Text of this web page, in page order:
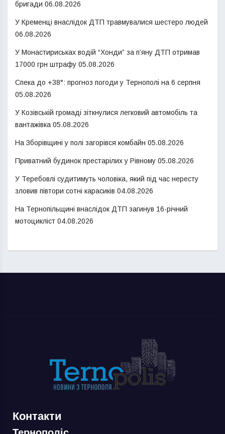
бригади 06.08.2026
У Кременці внаслідок ДТП травмувалися шестеро людей
06.08.2026
У Монастириськах водій “Хонди” за п’яну ДТП отримав
17000 грн штрафу 05.08.2026
Спека до +38°: прогноз погоди у Тернополі на 6 серпня
05.08.2026
У Козівській громаді зіткнулися легковий автомобіль та
вантажівка 05.08.2026
На Зборівщині у полі загорівся комбайн 05.08.2026
Приватний будинок престарілих у Рівному 05.08.2026
У Теребовлі судитимуть чоловіка, який під час нересту
зловив півтори сотні карасиків 04.08.2026
На Тернопільщині внаслідок ДТП загинув 16-річний
мотоцикліст 04.08.2026
Контакти